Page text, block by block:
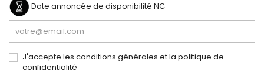
Date annoncée de disponibilité NC
J'accepte les conditions générales et la politique de
confidentialité